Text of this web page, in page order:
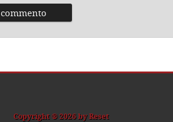
Copyright ® 2026 by Reset